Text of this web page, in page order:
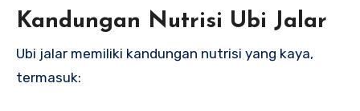
Kandungan Nutrisi Ubi Jalar
Ubi jalar memiliki kandungan nutrisi yang kaya,
termasuk: